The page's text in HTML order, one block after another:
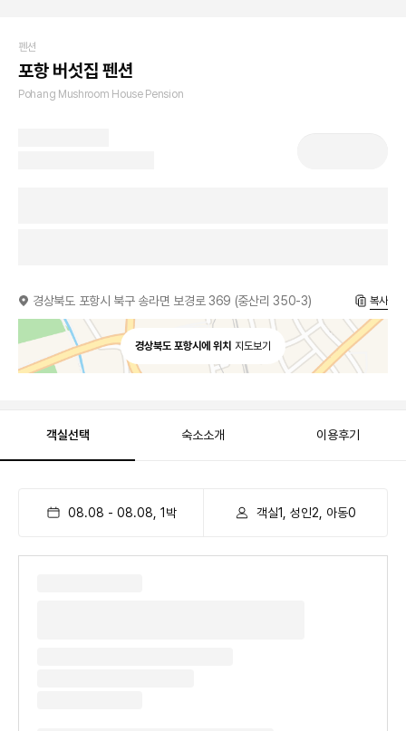
펜션
포항 버섯집 펜션
Pohang Mushroom House Pension
경상북도 포항시 북구 송라면 보경로 369 (중산리 350-3) 복사
경상북도 포항시에 위치 지도보기
객실선택 숙소소개 이용후기
08.08 - 08.08 1 박 객실1, 성인2, 아동0